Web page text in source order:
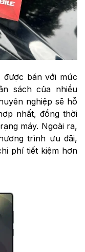
được bán với mức
sách của nhiều
nghiệp sẽ hỗ
nhất, đồng thời
máy. Ngoài ra,
trình ưu đãi,
phí tiết kiệm hơn